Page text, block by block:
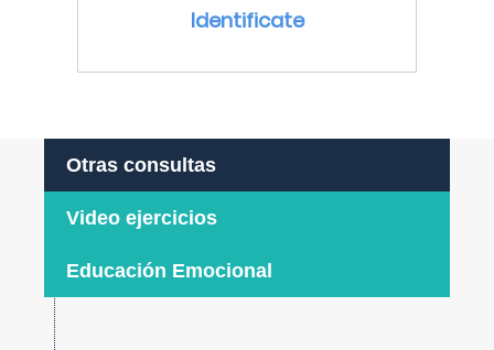
Identificate
Otras consultas
Video ejercicios
Educación Emocional